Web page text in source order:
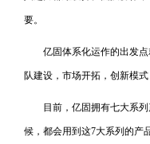
要。
亿固体系化运作的出发
队建设，市场开拓，创新模
目前，亿固拥有七大系
候，都会用到这7大系列的产